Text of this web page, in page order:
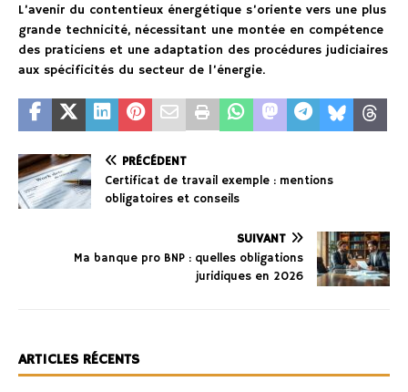
L’avenir du contentieux énergétique s’oriente vers une plus
grande technicité, nécessitant une montée en compétence
des praticiens et une adaptation des procédures judiciaires
aux spécificités du secteur de l’énergie.
PRÉCÉDENT
Certificat de travail exemple : mentions
obligatoires et conseils
SUIVANT
Ma banque pro BNP : quelles obligations
juridiques en 2026
ARTICLES RÉCENTS